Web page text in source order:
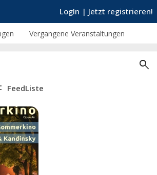
LogIn | Jetzt registrieren!
Vergangene Veranstaltungen
search
FeedListe